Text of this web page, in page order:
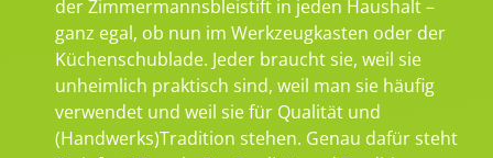
der Zimmermannsbleistift in jeden Haushalt –
ganz egal, ob nun im Werkzeugkasten oder der
Küchenschublade. Jeder braucht sie, weil sie
unheimlich praktisch sind, weil man sie häufig
verwendet und weil sie für Qualität und
(Handwerks)Tradition stehen. Genau dafür steht